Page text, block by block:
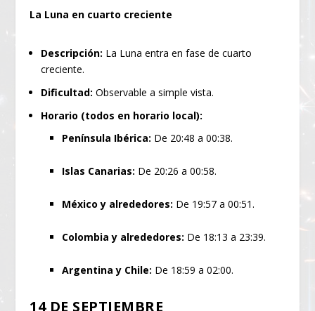
La Luna en cuarto creciente
Descripción: La Luna entra en fase de cuarto
creciente.
Dificultad: Observable a simple vista.
Horario (todos en horario local):
Península Ibérica: De 20:48 a 00:38.
Islas Canarias: De 20:26 a 00:58.
México y alrededores: De 19:57 a 00:51.
Colombia y alrededores: De 18:13 a 23:39.
Argentina y Chile: De 18:59 a 02:00.
14 DE SEPTIEMBRE